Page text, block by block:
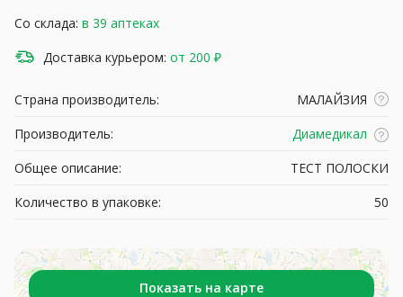
Со склада: в 39 аптеках
Доставка курьером: от 200 ₽
Страна производитель:
МАЛАЙЗИЯ
Производитель:
Диамедикал
Общее описание:
ТЕСТ ПОЛОСКИ
Количество в упаковке:
50
Показать на карте